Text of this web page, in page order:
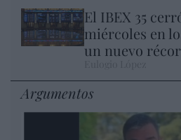
El IBEX 35
miércoles en
un nuevo
Argumentos